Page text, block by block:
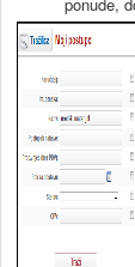
ponude,